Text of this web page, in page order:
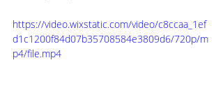
https://video.wixstatic.com/video/c8ccaa_1ef
d1c1200f84d07b35708584e3809d6/720p/m
p4/file.mp4